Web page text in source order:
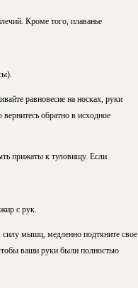
Кроме того, плаванье
равновесие на носках, руки
обратно в исходное
прижаты к туловищу. Если
с рук.
силу мышц, медленно подтяните свое
ваши руки были полностью